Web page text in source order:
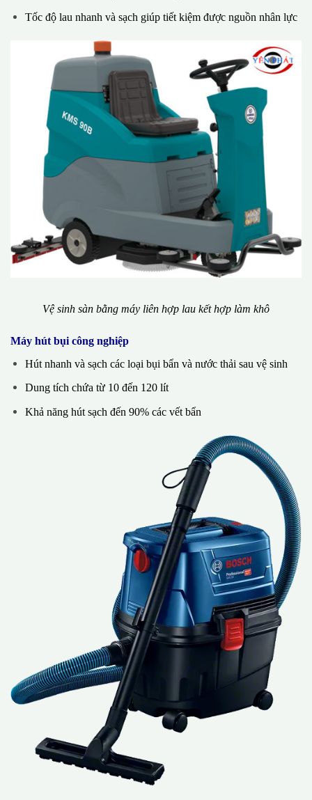
Tốc độ lau nhanh và sạch giúp tiết kiệm được nguồn nhân lực
Vệ sinh sàn bằng máy liên hợp lau kết hợp làm khô
Máy hút bụi công nghiệp
Hút nhanh và sạch các loại bụi bẩn và nước thải sau vệ sinh
Dung tích chứa từ 10 đến 120 lít
Khả năng hút sạch đến 90% các vết bẩn